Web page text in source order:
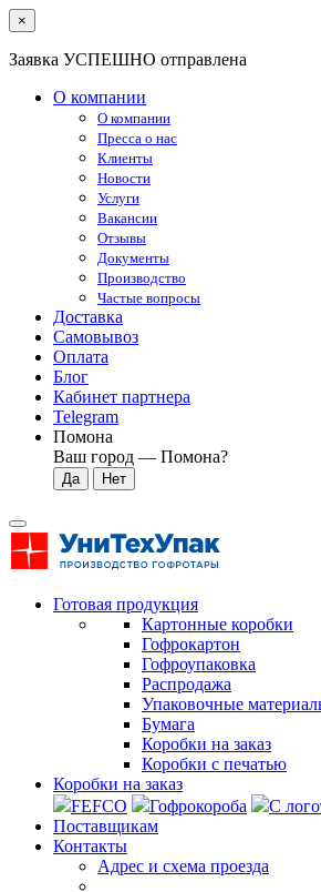
×
Заявка УСПЕШНО отправлена
О компании
О компании
Пресса о нас
Клиенты
Новости
Услуги
Вакансии
Отзывы
Документы
Производство
Частые вопросы
Доставка
Самовывоз
Оплата
Блог
Кабинет партнера
Telegram
Помона
Ваш город — Помона?
Готовая продукция
Картонные коробки
Гофрокартон
Гофроупаковка
Распродажа
Упаковочные
Бумага
Коробки на заказ
Коробки с печатью
Коробки на заказ
FEFCO
Гофрокороба С
Поставщикам
Контакты
Адрес и схема проезда